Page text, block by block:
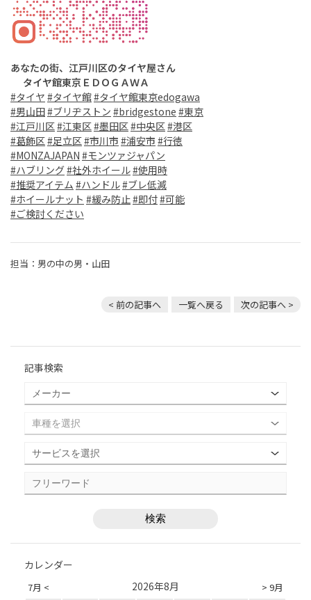
あなたの街、江戸川区のタイヤ屋さん
タイヤ館東京ＥＤＯＧＡＷＡ
#タイヤ #タイヤ館#タイヤ館東京edogawa
#男山田#ブリヂストン #bridgestone #東京
#江戸川区#江東区#墨田区#中央区#港区
#葛飾区#足立区#市川市 #浦安市 #行徳
#MONZAJAPAN #モンツァジャパン
#ハブリング#社外ホイール#使用時
#推奨アイテム #ハンドル#ブレ低減
#ホイールナット #緩み防止#即付#可能
#ご検討ください
担当：男の中の男・山田
< 前の記事へ 一覧へ戻る 次の記事へ >
記事検索
カレンダー
7月 < > 9月
2026年8月